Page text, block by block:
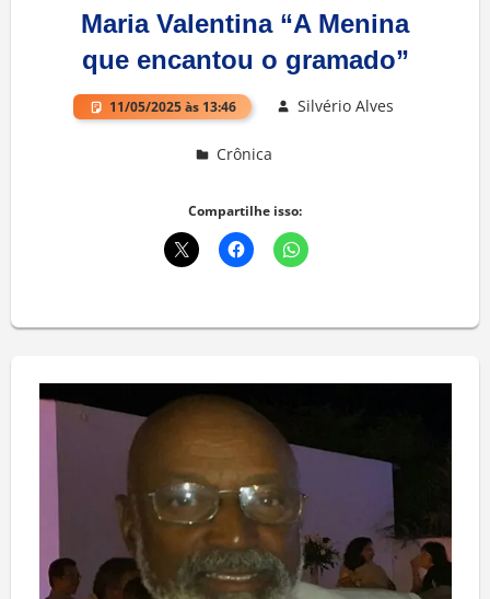
Maria Valentina “A Menina
que encantou o gramado”
11/05/2025 às 13:46 Silvério Alves
Crônica
Compartilhe isso: